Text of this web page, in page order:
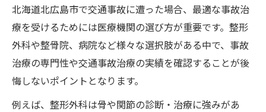
北海道北広島市で交通事故に遭った場合、最適な事故治
療を受けるためには医療機関の選び方が重要です。整形
外科や整骨院、病院など様々な選択肢がある中で、事故
治療の専門性や交通事故治療の実績を確認することが後
悔しないポイントとなります。
例えば、整形外科は骨や関節の診断・治療に強みがあ